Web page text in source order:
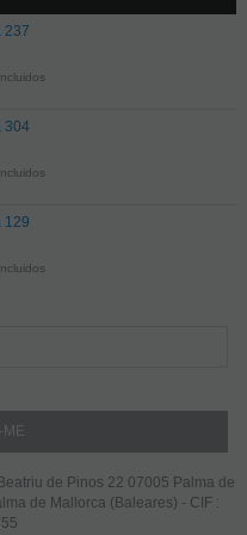
237
304
129
de Pinos 22 07005 Palma de
de Mallorca (Baleares) - CIF :